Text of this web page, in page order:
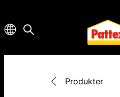
Produkter